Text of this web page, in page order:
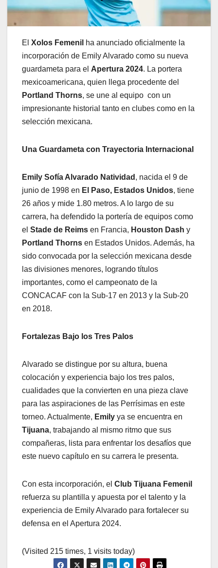
El Xolos Femenil ha anunciado oficialmente la
incorporación de Emily Alvarado como su nueva
guardameta para el Apertura 2024. La portera
mexicoamericana, quien llega procedente del
Portland Thorns, se une al equipo con un
impresionante historial tanto en clubes como en la
selección mexicana.
Una Guardameta con Trayectoria Internacional
Emily Sofía Alvarado Natividad , nacida el 9 de
junio de 1998 en El Paso, Estados Unidos, tiene
26 años y mide 1.80 metros. A lo largo de su
carrera, ha defendido la portería de equipos como
el Stade de Reims en Francia, Houston Dash y
Portland Thorns en Estados Unidos. Además, ha
sido convocada por la selección mexicana desde
las divisiones menores, logrando títulos
importantes, como el campeonato de la
CONCACAF con la Sub-17 en 2013 y la Sub-20
en 2018.
Fortalezas Bajo los Tres Palos
Alvarado se distingue por su altura, buena
colocación y experiencia bajo los tres palos,
cualidades que la convierten en una pieza clave
para las aspiraciones de las Perrísimas en este
torneo. Actualmente, Emily ya se encuentra en
Tijuana, trabajando al mismo ritmo que sus
compañeras, lista para enfrentar los desafíos que
este nuevo capítulo en su carrera le presenta.
Con esta incorporación, el Club Tijuana Femenil
refuerza su plantilla y apuesta por el talento y la
experiencia de Emily Alvarado para fortalecer su
defensa en el Apertura 2024.
(Visited 215 times, 1 visits today)